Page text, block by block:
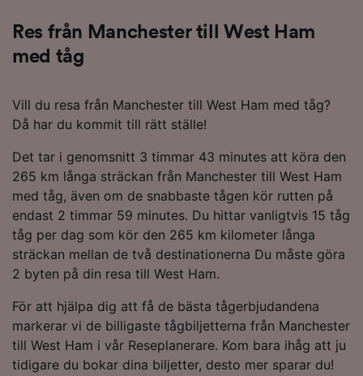
Res från Manchester till West Ham
med tåg
Vill du resa från Manchester till West Ham med tåg?
Då har du kommit till rätt ställe!
Det tar i genomsnitt 3 timmar 43 minutes att köra den
265 km långa sträckan från Manchester till West Ham
med tåg, även om de snabbaste tågen kör rutten på
endast 2 timmar 59 minutes. Du hittar vanligtvis 15 tåg
tåg per dag som kör den 265 km kilometer långa
sträckan mellan de två destinationerna Du måste göra
2 byten på din resa till West Ham.
För att hjälpa dig att få de bästa tågerbjudandena
markerar vi de billigaste tågbiljetterna från Manchester
till West Ham i vår Reseplanerare. Kom bara ihåg att ju
tidigare du bokar dina biljetter, desto mer sparar du!